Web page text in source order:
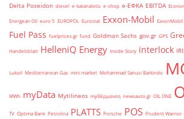
Delta Poseidon diesel e-katanalotis e-shop e-ΕΦΚΑ EBITDA
Energean Oil euro 5 EUROPOL Eurostat Exxon-Mobil
Fuel Pass fuelprices.gr fund Goldman Sachs gov.gr GPS
Handelsblatt HelleniQ Energy Inside Story interlock
Lukoil Mediterranean Gas mini market Mohammad Sanusi Barkindo
MWh myData Mytilineos myΘέρμανση newsauto.gr OIL ONE
TV Optima Bank Petrolina PLATTS Porsche POS Prudent Warrior